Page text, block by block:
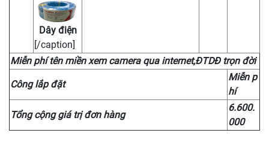
Dây điện
[/caption]
Miễn phí tên miền xem camera qua internet,ĐTDĐ trọn đời
Công lắp đặt
Miễn p
hí
Tổng cộng giá trị đơn hàng
6.600.
000